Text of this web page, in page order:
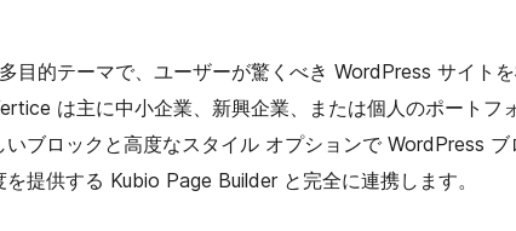
目的テーマで、ユーザーが驚くべき WordPress サイト
は主に中小企業、新興企業、または個人のポートフ
ブロックと高度なスタイル オプションで WordPress ブ
提供する Kubio Page Builder と完全に連携します。